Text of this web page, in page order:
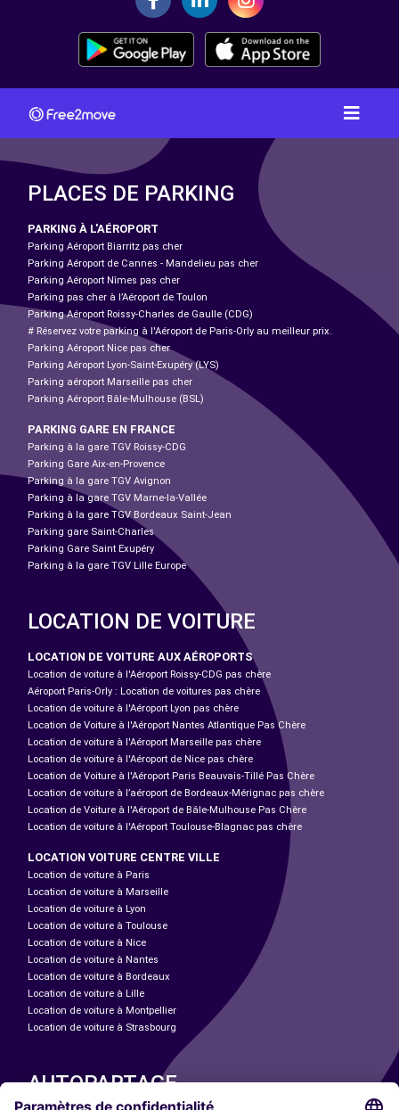
PLACES DE PARKING
PARKING À L'AÉROPORT
Parking Aéroport Biarritz pas cher
Parking Aéroport de Cannes - Mandelieu pas cher
Parking Aéroport Nîmes pas cher
Parking pas cher à l’Aéroport de Toulon
Parking Aéroport Roissy-Charles de Gaulle (CDG)
# Réservez votre parking à l'Aéroport de Paris-Orly au meilleur prix.
Parking Aéroport Nice pas cher
Parking Aéroport Lyon-Saint-Exupéry (LYS)
Parking aéroport Marseille pas cher
Parking Aéroport Bâle-Mulhouse (BSL)
PARKING GARE EN FRANCE
Parking à la gare TGV Roissy-CDG
Parking Gare Aix-en-Provence
Parking à la gare TGV Avignon
Parking à la gare TGV Marne-la-Vallée
Parking à la gare TGV Bordeaux Saint-Jean
Parking gare Saint-Charles
Parking Gare Saint Exupéry
Parking à la gare TGV Lille Europe
LOCATION DE VOITURE
LOCATION DE VOITURE AUX AÉROPORTS
Location de voiture à l'Aéroport Roissy-CDG pas chère
Aéroport Paris-Orly : Location de voitures pas chère
Location de voiture à l'Aéroport Lyon pas chère
Location de Voiture à l'Aéroport Nantes Atlantique Pas Chère
Location de voiture à l'Aéroport Marseille pas chère
Location de voiture à l'Aéroport de Nice pas chère
Location de Voiture à l'Aéroport Paris Beauvais-Tillé Pas Chère
Location de voiture à l’aéroport de Bordeaux-Mérignac pas chère
Location de Voiture à l'Aéroport de Bâle-Mulhouse Pas Chère
Location de voiture à l'Aéroport Toulouse-Blagnac pas chère
LOCATION VOITURE CENTRE VILLE
Location de voiture à Paris
Location de voiture à Marseille
Location de voiture à Lyon
Location de voiture à Toulouse
Location de voiture à Nice
Location de voiture à Nantes
Location de voiture à Bordeaux
Location de voiture à Lille
Location de voiture à Montpellier
Location de voiture à Strasbourg
AUTOPARTAGE